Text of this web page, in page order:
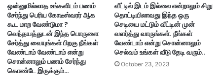
ஒன்னுமில்லாத உங்களிடம் பணம்
சேர்ந்து பெரிய கோடீஸ்வரர் ஆக
கூட மாற வேண்டுமா ?
வெந்தயத்துடன் இந்த பொருளை
சேர்த்து வையுங்கள் பிறகு நீங்கள்
வேண்டாம் வேண்டாம் என்று
சொன்னாலும் பணம் சேர்ந்து
கொண்டே இருக்கும்…
வீட்டில் இடம் இல்லை என்றாலும் சிறு
தொட்டியிலாவது இந்த ஒரு
செடியை மட்டும் வீட்டின் முன்
வளர்த்து வாருங்கள். நீங்கள்
வேண்டாம் என்று சொன்னாலும்
செல்வம் உங்கள் வீடு தேடி வரும்..
October 23, 2023